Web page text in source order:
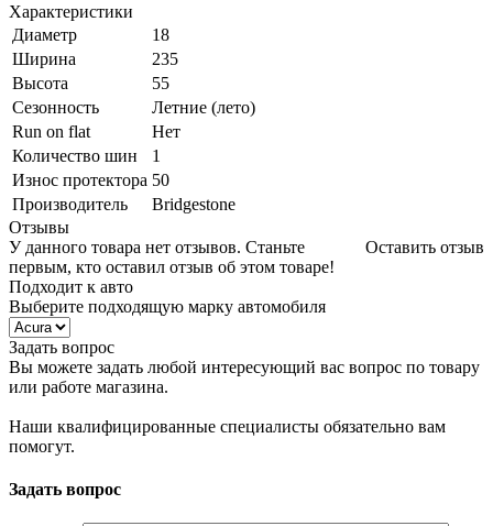
Характеристики
Диаметр
18
Ширина
235
Высота
55
Сезонность
Летние (лето)
Run on flat
Нет
Количество шин
1
Износ протектора 50
Производитель
Bridgestone
Отзывы
Оставить отзыв
У данного товара нет отзывов. Станьте
первым, кто оставил отзыв об этом товаре!
Подходит к авто
Выберите подходящую марку автомобиля
Задать вопрос
Вы можете задать любой интересующий вас вопрос по товару
или работе магазина.
Наши квалифицированные специалисты обязательно вам
помогут.
Задать вопрос